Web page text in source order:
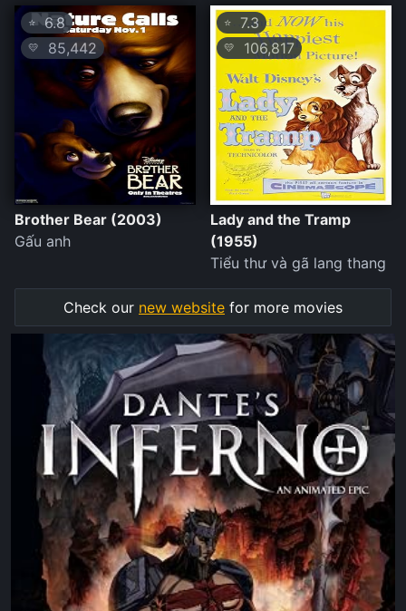
⭐6.8
💛 85,442
Brother Bear (2003)
Gấu anh
⭐ 7.3
💛 106,817
Lady and the Tramp
(1955)
Tiểu thư và gã lang thang
Check our new website for more movies